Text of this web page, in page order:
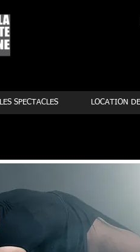
LES SPECTACLES LOCATION